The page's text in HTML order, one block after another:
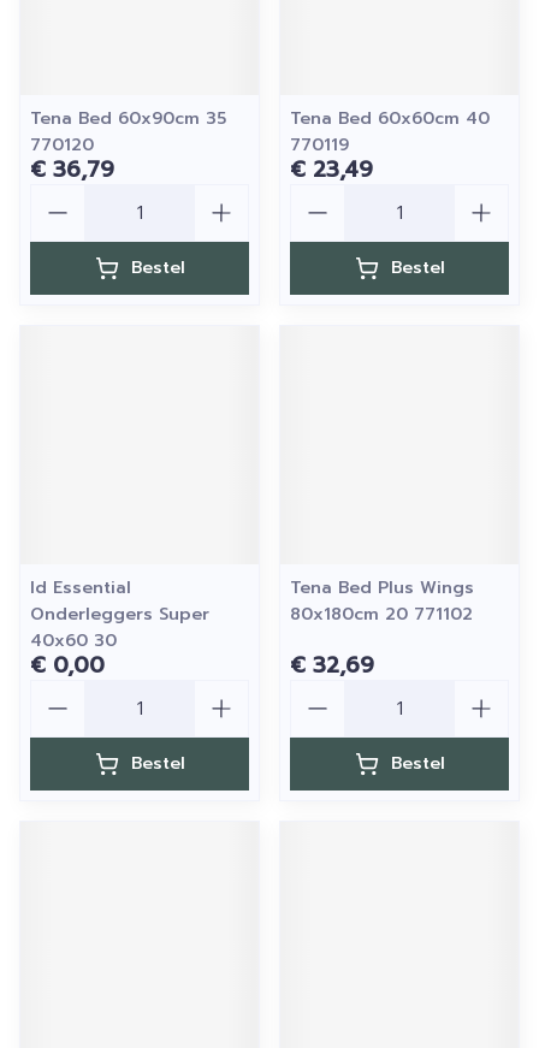
Tena Bed 60x90cm 35
770120
€ 36,79
Bestel
Tena Bed 60x60cm 40
770119
€ 23,49
Bestel
Id Essential
Onderleggers Super
40x60 30
€ 0,00
Bestel
Tena Bed Plus Wings
80x180cm 20 771102
€ 32,69
Bestel